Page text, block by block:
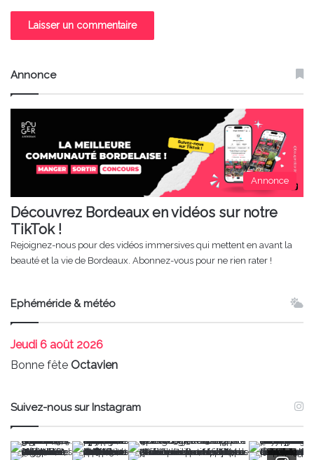
Annonce
Annonce
Découvrez Bordeaux en vidéos sur notre
TikTok !
Rejoignez-nous pour des vidéos immersives qui mettent en avant la
beauté et la vie de Bordeaux. Abonnez-vous pour ne rien rater !
Ephéméride & météo
Jeudi 6 août 2026
Bonne fête Octavien
Suivez-nous sur Instagram